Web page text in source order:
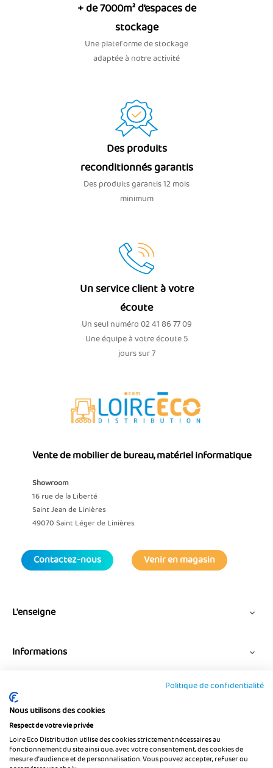
+ de 7000m² d’espaces de
stockage
Une plateforme de stockage
adaptée à notre activité
Des produits
reconditionnés garantis
Des produits garantis 12 mois
minimum
Un service client à votre
écoute
Un seul numéro 02 41 86 77 09
Une équipe à votre écoute 5
jours sur 7
Vente de mobilier de bureau, matériel informatique
Showroom
16 rue de la Liberté
Saint Jean de Linières
49070 Saint Léger de Linières
Contactez-nous Venir en magasin
L'enseigne 
Informations 
Suivez-nous
Politique de confidentialité
Nous utilisons des cookies
Respect de votre vie privée
Loire Eco Distribution utilise des cookies strictement nécessaires au
fonctionnement du site ainsi que, avec votre consentement, des cookies de
mesure d’audience et de personnalisation. Vous pouvez accepter, refuser ou